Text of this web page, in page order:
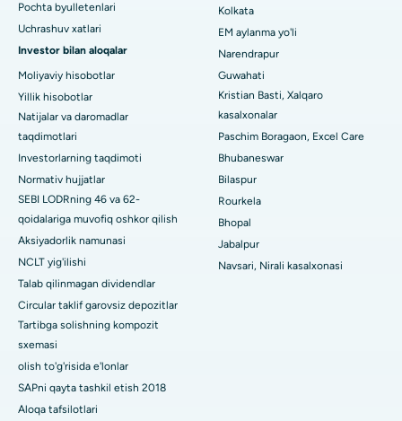
Arera koloniyasidagi eng yaxshi kasalxona, Bhopal
Jayanagar, Bangalordagi eng yaxshi kasalxona
KK Nagar, Madurai shahridagi eng yaxshi shifoxona
Ramji Nagardagi eng yaxshi kasalxona, Nellore
19-sektordagi eng yaxshi shifoxona, Rourkela
Swargate, Pune shahridagi eng yaxshi shifoxona
Janubiy Dehlidagi eng yaxshi ayollar saraton kasalxonasi
Pochta byulletenlari
Uchrashuv xatlari
Investor bilan aloqalar
Moliyaviy hisobotlar
Yillik hisobotlar
Natijalar va daromadlar
taqdimotlari
Investorlarning taqdimoti
Normativ hujjatlar
SEBI LODRning 46 va 62-
qoidalariga muvofiq oshkor qilish
Aksiyadorlik namunasi
NCLT yig'ilishi
Talab qilinmagan dividendlar
Circular taklif garovsiz depozitlar
Tartibga solishning kompozit
sxemasi
olish to'g'risida e'lonlar
SAPni qayta tashkil etish 2018
Aloqa tafsilotlari
Kolkata
EM aylanma yo'li
Narendrapur
Guwahati
Kristian Basti, Xalqaro
kasalxonalar
Paschim Boragaon, Excel Care
Bhubaneswar
Bilaspur
Rourkela
Bhopal
Jabalpur
Navsari, Nirali kasalxonasi